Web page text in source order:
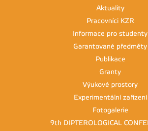
Aktuality
Pracovníci KZR
Informace pro studenty
Garantované předměty
Publikace
Granty
Výukové prostory
Experimentální zařízení
Fotogalerie
9th DIPTEROLOGICAL